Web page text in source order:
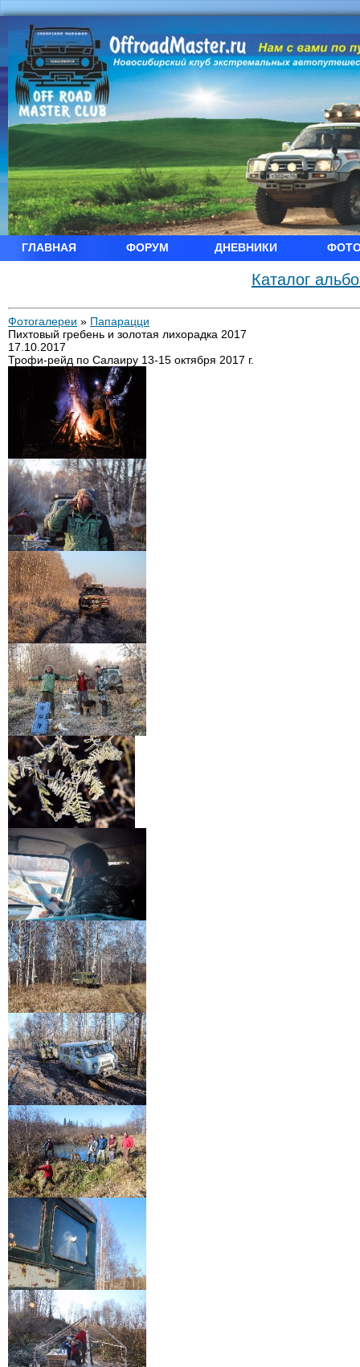
ГЛАВНАЯ ФОРУМ ДНЕВНИКИ
Каталог
Фотогалереи » Папарацци
Пихтовый гребень и золотая лихорадка 2017
17.10.2017
Трофи-рейд по Салаиру 13-15 октября 2017 г.